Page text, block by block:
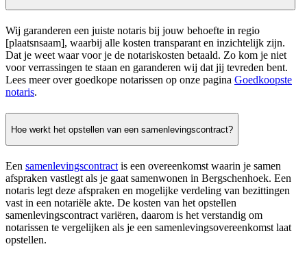
Wij garanderen een juiste notaris bij jouw behoefte in regio
[plaatsnsaam], waarbij alle kosten transparant en inzichtelijk zijn.
Dat je weet waar voor je de notariskosten betaald. Zo kom je niet
voor verrassingen te staan en garanderen wij dat jij tevreden bent.
Lees meer over goedkope notarissen op onze pagina Goedkoopste
notaris.
Hoe werkt het opstellen van een samenlevingscontract?
Een samenlevingscontract is een overeenkomst waarin je samen
afspraken vastlegt als je gaat samenwonen in Bergschenhoek. Een
notaris legt deze afspraken en mogelijke verdeling van bezittingen
vast in een notariële akte. De kosten van het opstellen
samenlevingscontract variëren, daarom is het verstandig om
notarissen te vergelijken als je een samenlevingsovereenkomst laat
opstellen.